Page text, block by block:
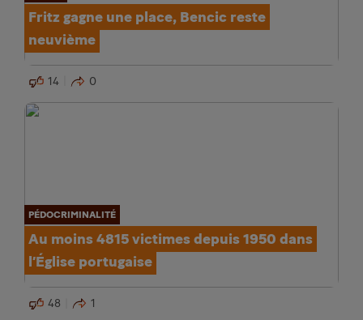
Fritz gagne une place, Bencic reste
neuvième
14 0
PÉDOCRIMINALITÉ
Au moins 4815 victimes depuis 1950 dans
l’Église portugaise
48 1